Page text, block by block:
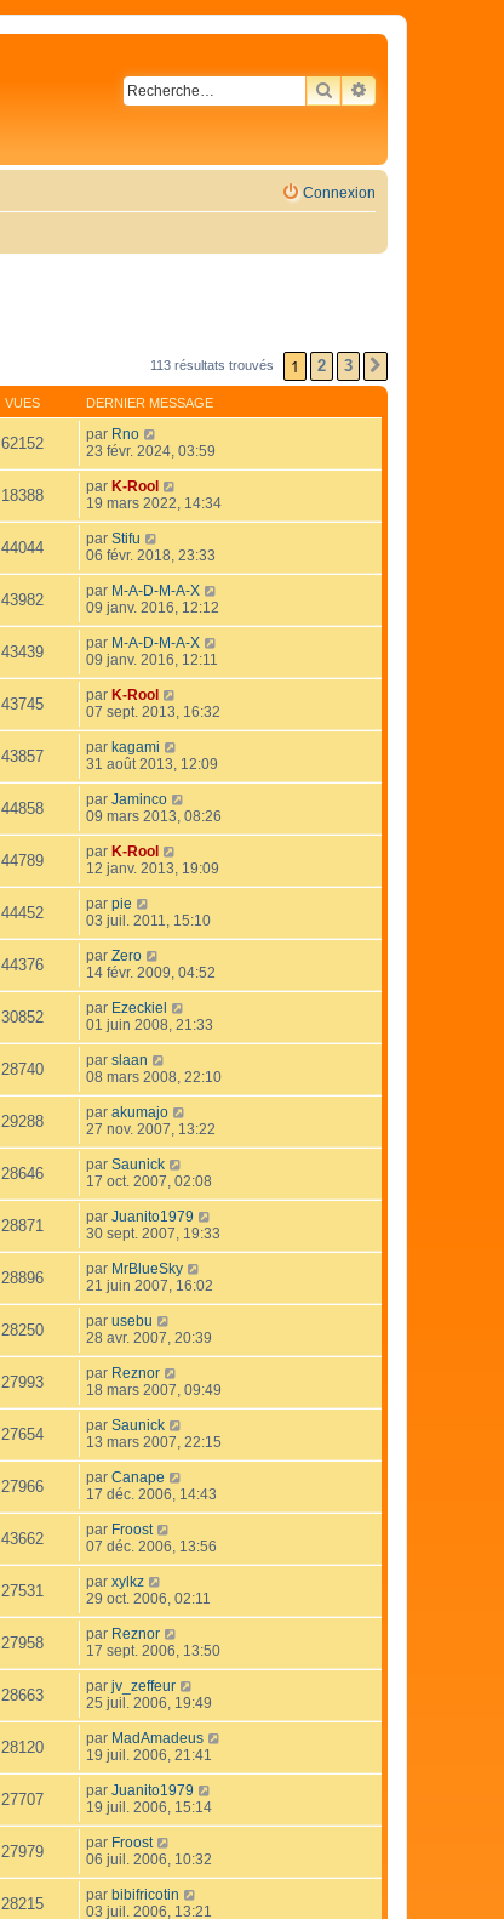
RECHERCHER
RECHERCHE
Connexion
113 résultats trouvés 1 2 3
VUES DERNIER MESSAGE
62152 par Rno
23 févr. 2024, 03:59
18388 par K-Rool
19 mars 2022, 14:34
44044 par Stifu
06 févr. 2018, 23:33
43982 par M-A-D-M-A-X
09 janv. 2016, 12:12
43439 par M-A-D-M-A-X
09 janv. 2016, 12:11
43745 par K-Rool
07 sept. 2013, 16:32
43857 par kagami
31 août 2013, 12:09
44858 par Jaminco
09 mars 2013, 08:26
44789 par K-Rool
12 janv. 2013, 19:09
44452 par pie
03 juil. 2011, 15:10
44376 par Zero
14 févr. 2009, 04:52
30852 par Ezeckiel
01 juin 2008, 21:33
28740 par slaan
08 mars 2008, 22:10
29288 par akumajo
27 nov. 2007, 13:22
28646 par Saunick
17 oct. 2007, 02:08
28871 par Juanito1979
30 sept. 2007, 19:33
28896 par MrBlueSky
21 juin 2007, 16:02
28250 par usebu
28 avr. 2007, 20:39
27993 par Reznor
18 mars 2007, 09:49
27654 par Saunick
13 mars 2007, 22:15
27966 par Canape
17 déc. 2006, 14:43
43662 par Froost
07 déc. 2006, 13:56
27531 par xylkz
29 oct. 2006, 02:11
27958 par Reznor
17 sept. 2006, 13:50
28663 par jv_zeffeur
25 juil. 2006, 19:49
28120 par MadAmadeus
19 juil. 2006, 21:41
27707 par Juanito1979
19 juil. 2006, 15:14
27979 par Froost
06 juil. 2006, 10:32
28215 par bibifricotin
03 juil. 2006, 13:21